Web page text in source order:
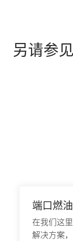
另请参
端口燃
在我们这
解决方案